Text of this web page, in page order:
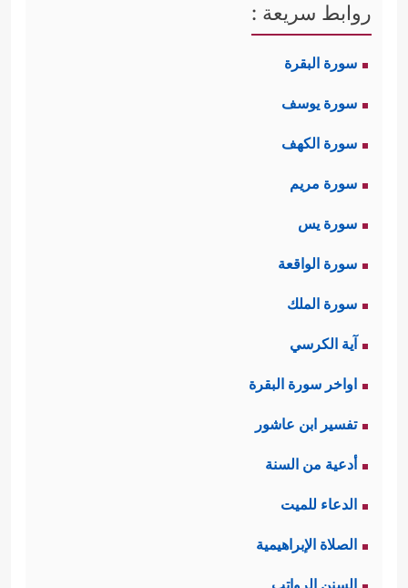
روابط سريعة :
سورة البقرة
سورة يوسف
سورة الكهف
سورة مريم
سورة يس
سورة الواقعة
سورة الملك
آية الكرسي
اواخر سورة البقرة
تفسير ابن عاشور
أدعية من السنة
الدعاء للميت
الصلاة الإبراهيمية
السنن الرواتب